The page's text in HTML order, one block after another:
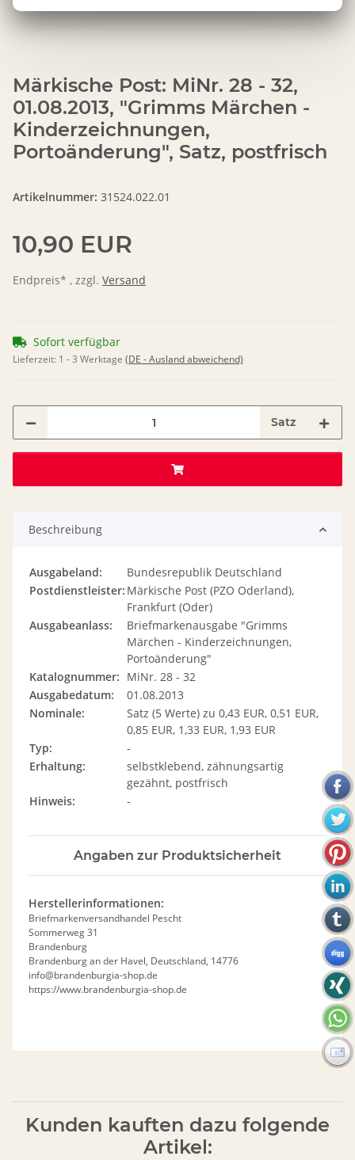
Märkische Post: MiNr. 28 - 32,
01.08.2013, "Grimms Märchen -
Kinderzeichnungen,
Portoänderung", Satz, postfrisch
Artikelnummer: 31524.022.01
10,90 EUR
Endpreis* , zzgl. Versand
Sofort verfügbar
Lieferzeit: 1 - 3 Werktage (DE - Ausland abweichend)
Satz
Beschreibung
Ausgabeland:
Bundesrepublik Deutschland
Postdienstleister: Märkische Post (PZO Oderland),
Frankfurt (Oder)
Ausgabeanlass:
Briefmarkenausgabe "Grimms
Märchen - Kinderzeichnungen,
Portoänderung"
Katalognummer: MiNr. 28 - 32
Ausgabedatum:
01.08.2013
Nominale:
Satz (5 Werte) zu 0,43 EUR, 0,51 EUR,
0,85 EUR, 1,33 EUR, 1,93 EUR
Typ:
-
Erhaltung:
selbstklebend, zähnungsartig
gezähnt, postfrisch
Hinweis:
-
Angaben zur Produktsicherheit
Herstellerinformationen:
Briefmarkenversandhandel Pescht
Sommerweg 31
Brandenburg
Brandenburg an der Havel, Deutschland, 14776
info@brandenburgia-shop.de
https://www.brandenburgia-shop.de
Kunden kauften dazu folgende
Artikel: